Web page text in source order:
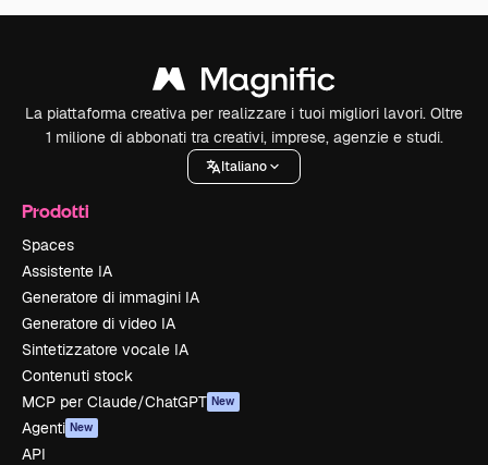
La piattaforma creativa per realizzare i tuoi migliori lavori. Oltre
1 milione di abbonati tra creativi, imprese, agenzie e studi.
Italiano
Prodotti
Spaces
Assistente IA
Generatore di immagini IA
Generatore di video IA
Sintetizzatore vocale IA
Contenuti stock
MCP per Claude/ChatGPT New
Agenti New
API